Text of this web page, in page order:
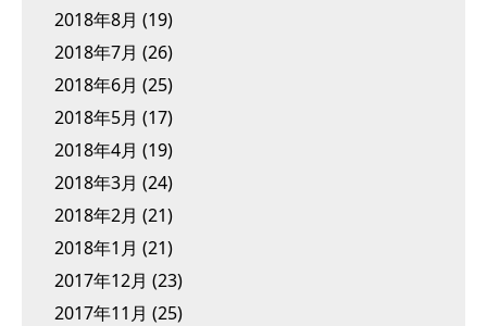
2018年8月 (19)
2018年7月 (26)
2018年6月 (25)
2018年5月 (17)
2018年4月 (19)
2018年3月 (24)
2018年2月 (21)
2018年1月 (21)
2017年12月 (23)
2017年11月 (25)